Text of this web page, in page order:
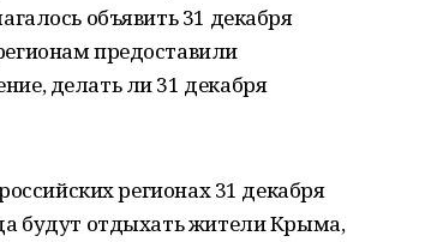
объявить 31 декабря
предоставили
делать ли 31 декабря
регионах 31 декабря
будут отдыхать жители Крыма,